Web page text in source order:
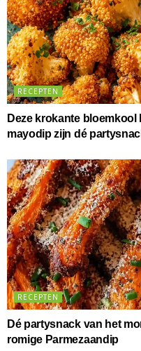
RECEPTEN
Deze krokante
mayodip zijn dé
RECEPTEN
Dé partysnack van het
romige Parmezaandip